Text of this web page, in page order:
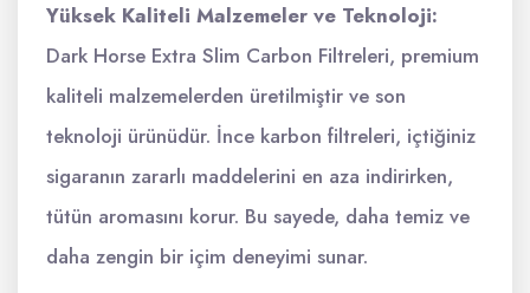
Yüksek Kaliteli Malzemeler ve Teknoloji:
Dark Horse Extra Slim Carbon Filtreleri, premium
kaliteli malzemelerden üretilmiştir ve son
teknoloji ürünüdür. İnce karbon filtreleri, içtiğiniz
sigaranın zararlı maddelerini en aza indirirken,
tütün aromasını korur. Bu sayede, daha temiz ve
daha zengin bir içim deneyimi sunar.